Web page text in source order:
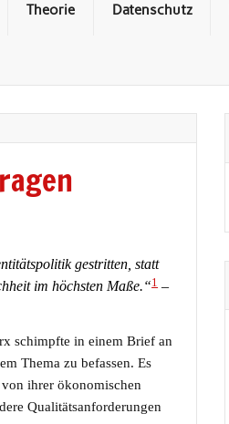
Theorie Datenschutz
gestritten, statt
im höchsten Maße.“1 –
schimpfte in einem Brief an
Thema zu befassen. Es
ihrer ökonomischen
Qualitätsanforderungen